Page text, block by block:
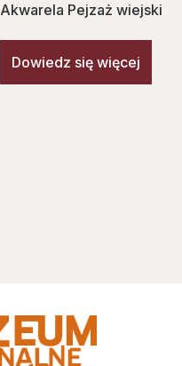
Akwarela Pejzaż wiejski
Dowiedz się więcej